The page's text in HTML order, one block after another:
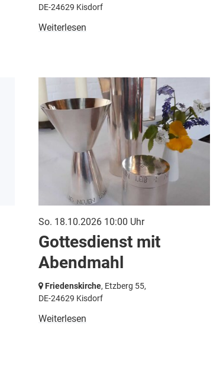
DE-24629 Kisdorf
Weiterlesen
So. 18.10.2026 10:00 Uhr
Gottesdienst mit
Abendmahl
Friedenskirche, Etzberg 55,
DE-24629 Kisdorf
Weiterlesen